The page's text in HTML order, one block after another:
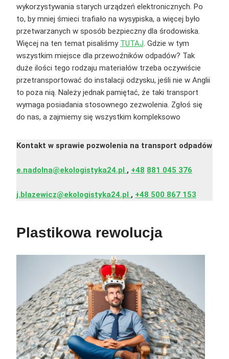
wykorzystywania starych urządzeń elektronicznych. Po
to, by mniej śmieci trafiało na wysypiska, a więcej było
przetwarzanych w sposób bezpieczny dla środowiska.
Więcej na ten temat pisaliśmy TUTAJ. Gdzie w tym
wszystkim miejsce dla przewoźników odpadów? Tak
duże ilości tego rodzaju materiałów trzeba oczywiście
przetransportować do instalacji odzysku, jeśli nie w Anglii
to poza nią. Należy jednak pamiętać, że taki transport
wymaga posiadania stosownego zezwolenia. Zgłoś się
do nas, a zajmiemy się wszystkim kompleksowo
Kontakt w sprawie pozwolenia na transport odpadów
e.nadolna@ekologistyka24.pl , +48 881 045 376
j.blazewicz@ekologistyka24.pl , +48 500 867 153
Plastikowa rewolucja